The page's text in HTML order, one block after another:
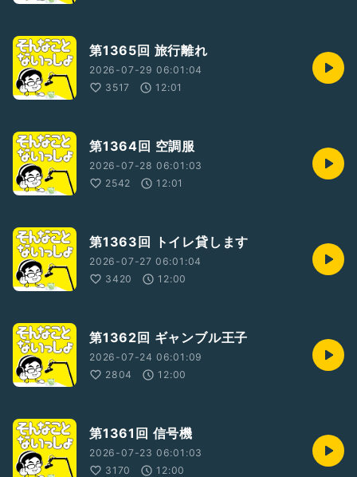
第1365回 旅行離れ
2026-07-29 06:01:04
3517
12:01
第1364回 空調服
2026-07-28 06:01:03
2542
12:01
第1363回 トイレ貸します
2026-07-27 06:01:04
3420
12:00
第1362回 ギャンブル王子
2026-07-24 06:01:09
2804
12:00
第1361回 信号機
2026-07-23 06:01:03
3170
12:00